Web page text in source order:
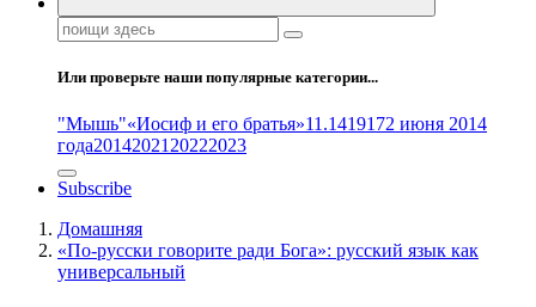
Поиск:
Или проверьте наши популярные категории...
"Мышь"«Иосиф и его братья»11.1419172 июня 2014
года2014202120222023
Subscribe
Домашняя
«По-русски говорите ради Бога»: русский язык как
универсальный